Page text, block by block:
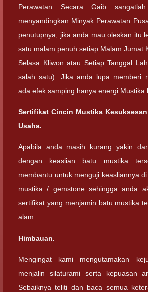
Perawatan Secara Gaib
menyandingkan Minyak Perawatan
penutupnya, jika anda mau oleskan itu
satu malam penuh setiap Malam Jumat
Selasa Kliwon atau Setiap Tanggal
salah satu). Jika anda lupa memberi
ada efek samping hanya energi Mustika
Sertifikat Cincin Mustika
Usaha.
Apabila anda masih kurang yakin
dengan keaslian batu mustika
membantu untuk menguji keasliannya
mustika / gemstone sehingga anda
sertifikat yang menjamin batu mustika
alam.
Himbauan.
Mengingat kami mengutamakan
menjalin silaturami serta kepuasan
Sebaiknya teliti dan baca semua